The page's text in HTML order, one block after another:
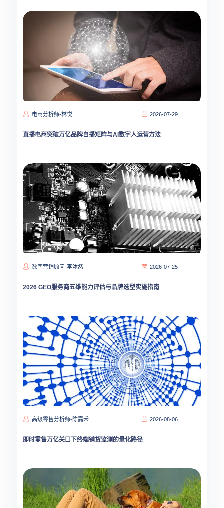
电商分析师-林悦 2026-07-29
直播电商突破万亿品牌自播矩阵与AI数字人运营方法
数字营销顾问-李沐然 2026-07-25
2026 GEO服务商五维能力评估与品牌选型实施指南
高级零售分析师-陈嘉禾 2026-08-06
即时零售万亿关口下终端铺货监测的量化路径